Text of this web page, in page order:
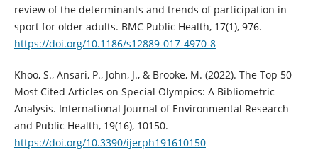
review of the determinants and trends of participation in
sport for older adults. BMC Public Health, 17(1), 976.
https://doi.org/10.1186/s12889-017-4970-8
Khoo, S., Ansari, P., John, J., & Brooke, M. (2022). The Top 50
Most Cited Articles on Special Olympics: A Bibliometric
Analysis. International Journal of Environmental Research
and Public Health, 19(16), 10150.
https://doi.org/10.3390/ijerph191610150